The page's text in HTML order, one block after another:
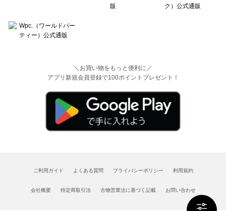
＼お買い物をもっと便利に／
アプリ新規会員登録で100ポイントプレゼント！
ご利用ガイド よくある質問 プライバシーポリシー 利用規約
会社概要 特定商取引法 古物営業法に基づく記載 お問い合わせ